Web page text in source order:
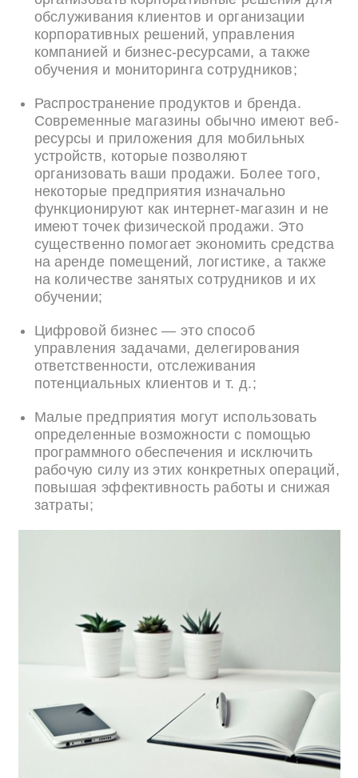
обслуживания клиентов и организации
корпоративных решений, управления
компанией и бизнес-ресурсами, а также
обучения и мониторинга сотрудников;
Распространение продуктов и бренда.
Современные магазины обычно имеют веб-
ресурсы и приложения для мобильных
устройств, которые позволяют
организовать ваши продажи. Более того,
некоторые предприятия изначально
функционируют как интернет-магазин и не
имеют точек физической продажи. Это
существенно помогает экономить средства
на аренде помещений, логистике, а также
на количестве занятых сотрудников и их
обучении;
Цифровой бизнес — это способ
управления задачами, делегирования
ответственности, отслеживания
потенциальных клиентов и т. д.;
Малые предприятия могут использовать
определенные возможности с помощью
программного обеспечения и исключить
рабочую силу из этих конкретных операций,
повышая эффективность работы и снижая
затраты;